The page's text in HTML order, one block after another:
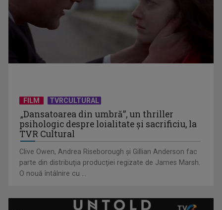
FILM TVRCULTURAL
„Dansatoarea din umbră”, un thriller
psihologic despre loialitate și sacrificiu, la
TVR Cultural
Clive Owen, Andrea Riseborough şi Gillian Anderson fac
parte din distribuţia producţiei regizate de James Marsh.
O nouă întâlnire cu ...